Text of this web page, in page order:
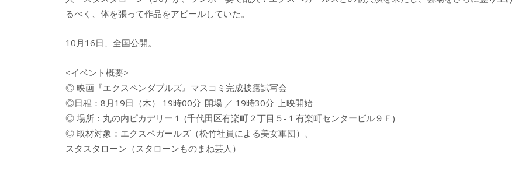
るべく、体を張って作品をアピールしていた。
10月16日、全国公開。
<イベント概要>
◎ 映画『エクスペンダブルズ』マスコミ完成披露試写会
◎日程：8月19日（木） 19時00分-開場 ／ 19時30分-上映開始
◎ 場所：丸の内ピカデリー１ (千代田区有楽町２丁目５-１有楽町センタービル９Ｆ)
◎ 取材対象：エクスペガールズ（松竹社員による美女軍団）、
スタスタローン（スタローンものまね芸人）